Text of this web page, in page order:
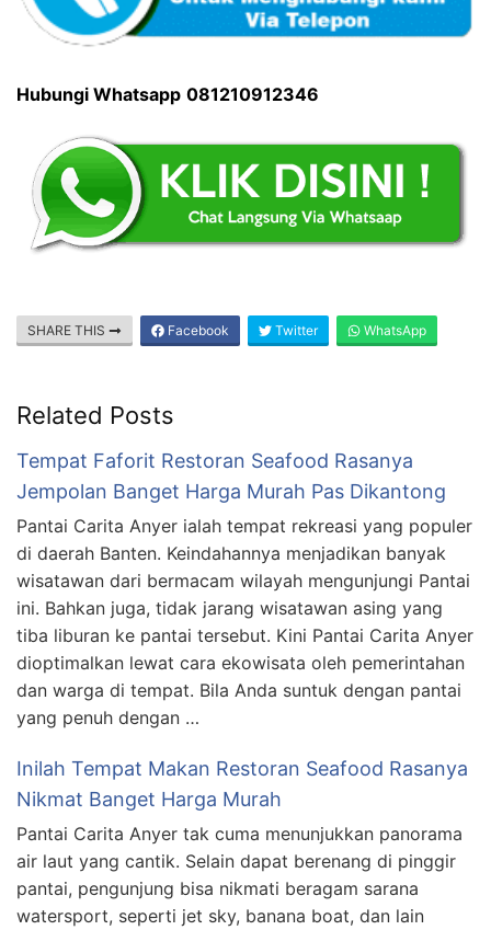
Hubungi Whatsapp 081210912346
SHARE THIS Facebook Twitter WhatsApp
Related Posts
Tempat Faforit Restoran Seafood Rasanya
Jempolan Banget Harga Murah Pas Dikantong
Pantai Carita Anyer ialah tempat rekreasi yang populer
di daerah Banten. Keindahannya menjadikan banyak
wisatawan dari bermacam wilayah mengunjungi Pantai
ini. Bahkan juga, tidak jarang wisatawan asing yang
tiba liburan ke pantai tersebut. Kini Pantai Carita Anyer
dioptimalkan lewat cara ekowisata oleh pemerintahan
dan warga di tempat. Bila Anda suntuk dengan pantai
yang penuh dengan …
Inilah Tempat Makan Restoran Seafood Rasanya
Nikmat Banget Harga Murah
Pantai Carita Anyer tak cuma menunjukkan panorama
air laut yang cantik. Selain dapat berenang di pinggir
pantai, pengunjung bisa nikmati beragam sarana
watersport, seperti jet sky, banana boat, dan lain